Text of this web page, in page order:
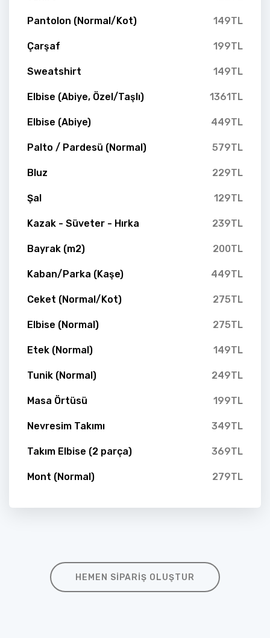
Pantolon (Normal/Kot) 149TL
Çarşaf 199TL
Sweatshirt 149TL
Elbise (Abiye, Özel/Taşlı) 1361TL
Elbise (Abiye) 449TL
Palto / Pardesü (Normal) 579TL
Bluz 229TL
Şal 129TL
Kazak - Süveter - Hırka 239TL
Bayrak (m2) 200TL
Kaban/Parka (Kaşe) 449TL
Ceket (Normal/Kot) 275TL
Elbise (Normal) 275TL
Etek (Normal) 149TL
Tunik (Normal) 249TL
Masa Örtüsü 199TL
Nevresim Takımı 349TL
Takım Elbise (2 parça) 369TL
Mont (Normal) 279TL
HEMEN SIPARIŞ OLUŞTUR